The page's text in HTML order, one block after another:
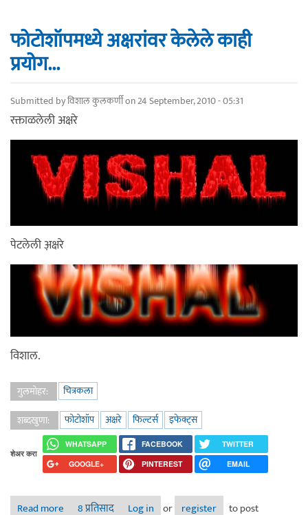
फोटोशॉपमध्ये अक्षरांवर केलेले काही
प्रयोग...
Submitted byविशाल कुलकर्णीon 24 September, 2010 - 05:31
रक्ताळलेली अक्षरे
पेटलेली अ़क्षरे
विशाल.
गुलमोहर:
चित्रकला
शब्दखुणा:
फोटोशॉप अक्षरे फिल्टर्स इफेक्ट्स
शेअर करा
WHATSAPP FACEBOOK
TWITTER
GOOGLE+
PINTEREST EMAIL
Read more about फोटोशॉपमध्ये अक्षरांवर केलेले काही प्रयोग...
8 प्रतिसाद Log in or register
to post